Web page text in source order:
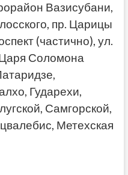
Вазисубани,
пр. Царицы
(частично), ул.
Соломона
Гударехи,
Самгорской,
Метехская